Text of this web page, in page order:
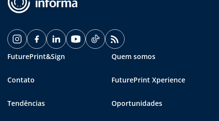
FuturePrint&Sign Quem somos
Contato FuturePrint Xperience
Tendências Oportunidades